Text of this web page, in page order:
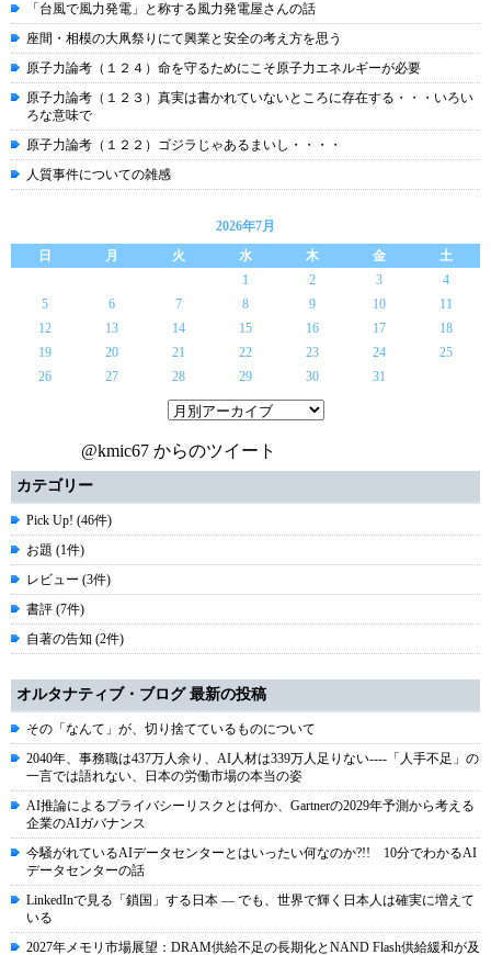
「台風で風力発電」と称する風力発電屋さんの話
座間・相模の大凧祭りにて興業と安全の考え方を思う
原子力論考（１２４）命を守るためにこそ原子力エネルギーが必要
原子力論考（１２３）真実は書かれていないところに存在する・・・いろい
ろな意味で
原子力論考（１２２）ゴジラじゃあるまいし・・・・
人質事件についての雑感
2026年7月
日
月 火 水 木 金
土
1
2 3
4
5
6 7 8 9 10
11
12
13 14 15 16 17
18
19
20 21 22 23 24
25
26
27 28 29 30 31
@kmic67 からのツイート
カテゴリー
Pick Up! (46件)
お題 (1件)
レビュー (3件)
書評 (7件)
自著の告知 (2件)
オルタナティブ・ブログ 最新の投稿
その「なんて」が、切り捨てているものについて
2040年、事務職は437万人余り、AI人材は339万人足りない----「人手不足」の
一言では語れない、日本の労働市場の本当の姿
AI推論によるプライバシーリスクとは何か、Gartnerの2029年予測から考える
企業のAIガバナンス
今騒がれているAIデータセンターとはいったい何なのか?!! 10分でわかるAI
データセンターの話
LinkedInで見る「鎖国」する日本 ― でも、世界で輝く日本人は確実に増えて
いる
2027年メモリ市場展望：DRAM供給不足の長期化とNAND Flash供給緩和が及